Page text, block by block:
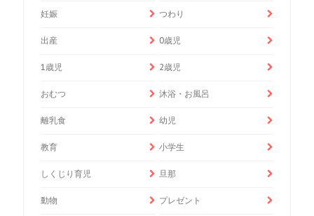
妊娠 つわり
出産 0歳児
1歳児 2歳児
おむつ 沐浴・お風呂
離乳食 幼児
教育 小学生
しくじり育児 旦那
動物 プレゼント